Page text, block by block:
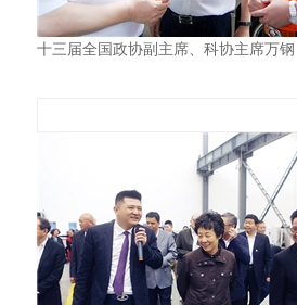
十三届全国政协副主席、科协主席万钢